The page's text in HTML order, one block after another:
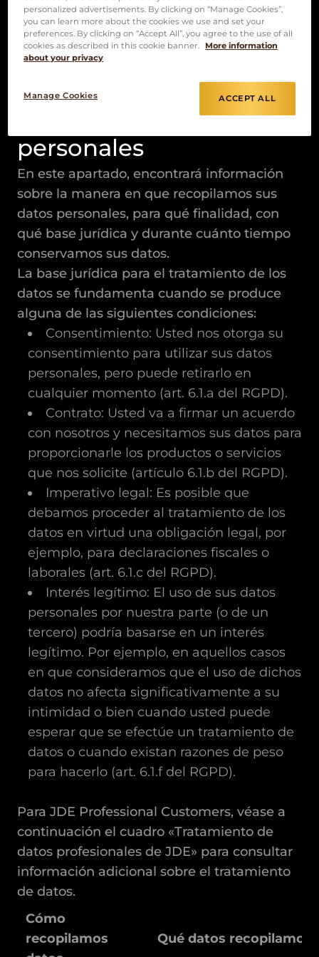
Datos de contacto del delegado de
protección de datos
1.Recopilación y
utilización de sus datos
personales
En este apartado, encontrará información
sobre la manera en que recopilamos sus
datos personales, para qué finalidad, con
qué base jurídica y durante cuánto tiempo
conservamos sus datos.
La base jurídica para el tratamiento de los
datos se fundamenta cuando se produce
alguna de las siguientes condiciones:
Consentimiento: Usted nos otorga su
consentimiento para utilizar sus datos
personales, pero puede retirarlo en
cualquier momento (art. 6.1.a del RGPD).
Contrato: Usted va a firmar un acuerdo
con nosotros y necesitamos sus datos para
proporcionarle los productos o servicios
que nos solicite (artículo 6.1.b del RGPD).
Imperativo legal: Es posible que
debamos proceder al tratamiento de los
datos en virtud una obligación legal, por
ejemplo, para declaraciones fiscales o
laborales (art. 6.1.c del RGPD).
Interés legítimo: El uso de sus datos
personales por nuestra parte (o de un
tercero) podría basarse en un interés
legítimo. Por ejemplo, en aquellos casos
en que consideramos que el uso de dichos
datos no afecta significativamente a su
intimidad o bien cuando usted puede
esperar que se efectúe un tratamiento de
datos o cuando existan razones de peso
para hacerlo (art. 6.1.f del RGPD).
Para JDE Professional Customers, véase a
continuación el cuadro «Tratamiento de
datos profesionales de JDE» para consultar
información adicional sobre el tratamiento
de datos.
Cómo
recopilamos
Qué datos recopilamos
personalized advertisements. By clicking on “Manage Cookies”,
you can learn more about the cookies we use and set your
preferences. By clicking on “Accept All”, you agree to the use of all
cookies as described in this cookie banner.
More information
about your privacy
Manage Cookies ACCEPT ALL